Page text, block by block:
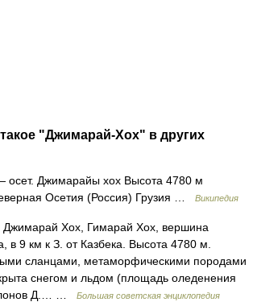
"Джимарай-Хох" в других
осет. Джимарайы хох Высота 4780 м
Осетия (Россия) Грузия …
Википедия
Хох, Гимарай Хох, вершина
в 9 км к З. от Казбека. Высота 4780 м.
сланцами, метаморфическими породами
снегом и льдом (площадь оледенения
Д.… …
Большая советская энциклопедия